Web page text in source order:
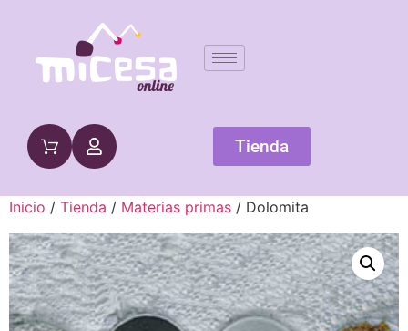
Tienda
Inicio / Tienda / Materias primas / Dolomita